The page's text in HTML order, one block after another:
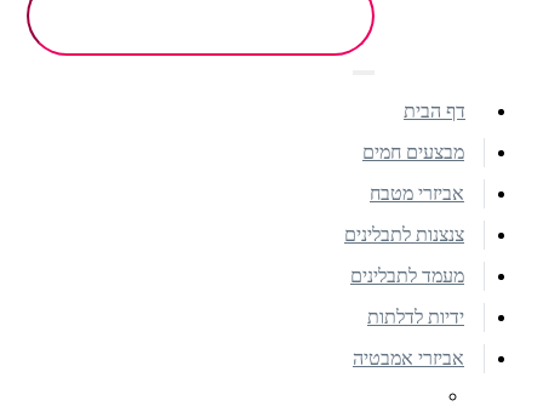
דף הבית
מבצעים חמים
אביזרי מטבח
צנצנות לתבלינים
מעמד לתבלינים
ידיות לדלתות
אביזרי אמבטיה